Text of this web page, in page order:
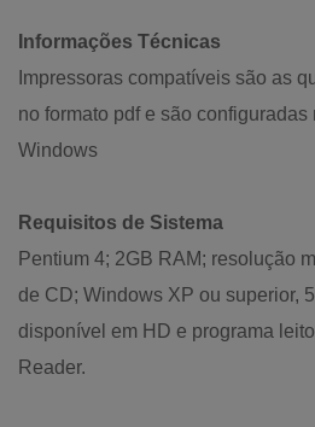
Informações Técnicas
Impressoras compatíveis são as
no formato pdf e são configuradas
Windows
Requisitos de Sistema
Pentium 4; 2GB RAM; resolução
de CD; Windows XP ou superior,
disponível em HD e programa
Reader.